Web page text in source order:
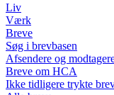
Liv
Værk
Breve
Søg i brevbasen
Afsendere og
Breve om HCA
Ikke tidligere trykte